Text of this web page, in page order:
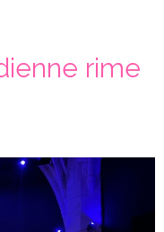
rime